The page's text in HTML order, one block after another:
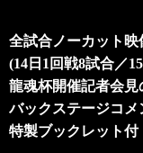
全試合ノーカット映
(14日1回戦8試合／
龍魂杯開催記者会見
バックステージコメ
特製ブックレット付